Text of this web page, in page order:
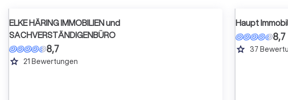
ELKE HÄRING IMMOBILIEN und
SACHVERSTÄNDIGENBÜRO
8,7
grade 21 Bewertungen
Haupt
8,7
grade 37